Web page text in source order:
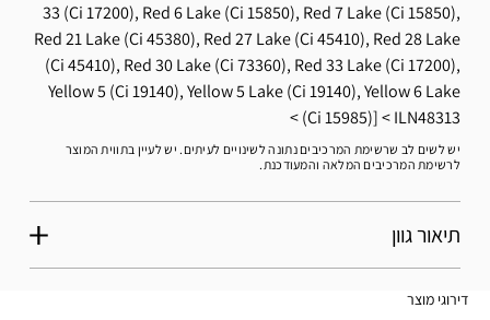
33 (Ci 17200), Red 6 Lake (Ci 15850), Red 7 Lake (Ci 15850),
Red 21 Lake (Ci 45380), Red 27 Lake (Ci 45410), Red 28 Lake
(Ci 45410), Red 30 Lake (Ci 73360), Red 33 Lake (Ci 17200),
Yellow 5 (Ci 19140), Yellow 5 Lake (Ci 19140), Yellow 6 Lake
(Ci 15985)]
ILN48313
יש לשים לב שרשימת המרכיבים נתונה לשינויים לעיתים. יש לעיין בתווית המוצר
לרשימת המרכיבים המלאה והמעודכנת.
תיאור גוון
דירוגי מוצר